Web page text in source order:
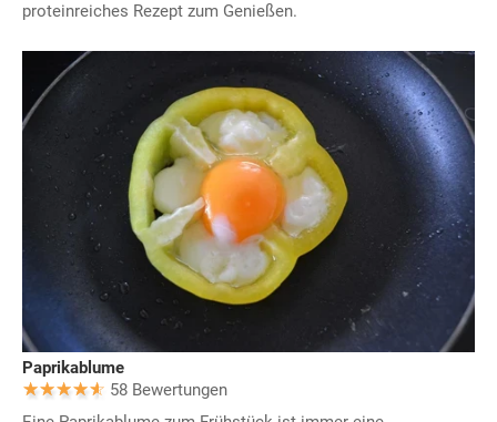
proteinreiches Rezept zum Genießen.
Paprikablume
58 Bewertungen